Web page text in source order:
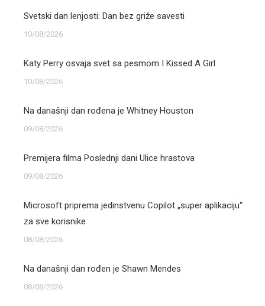
Svetski dan lenjosti: Dan bez griže savesti
10/08/2026
Katy Perry osvaja svet sa pesmom I Kissed A Girl
10/08/2026
Na današnji dan rođena je Whitney Houston
09/08/2026
Premijera filma Poslednji dani Ulice hrastova
09/08/2026
Microsoft priprema jedinstvenu Copilot „super aplikaciju“
za sve korisnike
08/08/2026
Na današnji dan rođen je Shawn Mendes
08/08/2026